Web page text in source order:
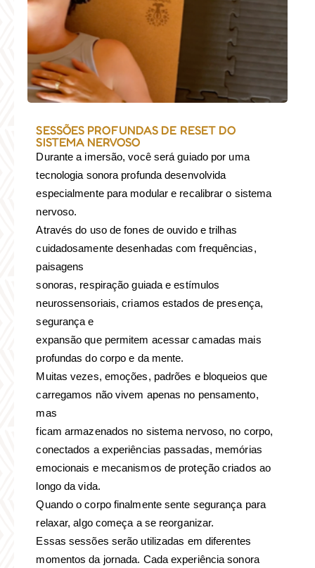
SESSÕES PROFUNDAS DE RESET DO
SISTEMA NERVOSO
Durante a imersão, você será guiado por uma
tecnologia sonora profunda desenvolvida
especialmente para modular e recalibrar o sistema
nervoso.
Através do uso de fones de ouvido e trilhas
cuidadosamente desenhadas com frequências,
paisagens
sonoras, respiração guiada e estímulos
neurossensoriais, criamos estados de presença,
segurança e
expansão que permitem acessar camadas mais
profundas do corpo e da mente.
Muitas vezes, emoções, padrões e bloqueios que
carregamos não vivem apenas no pensamento,
mas
ficam armazenados no sistema nervoso, no corpo,
conectados a experiências passadas, memórias
emocionais e mecanismos de proteção criados ao
longo da vida.
Quando o corpo finalmente sente segurança para
relaxar, algo começa a se reorganizar.
Essas sessões serão utilizadas em diferentes
momentos da jornada. Cada experiência sonora